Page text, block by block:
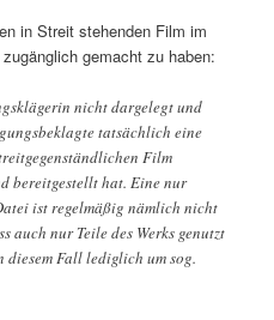
in Streit stehenden Film im
gemacht zu haben:
nicht dargelegt und
tatsächlich eine
Film
bereitgestellt hat. Eine nur
ist regelmäßig nämlich nicht
nur Teile des Werks genutzt
Fall lediglich um sog.